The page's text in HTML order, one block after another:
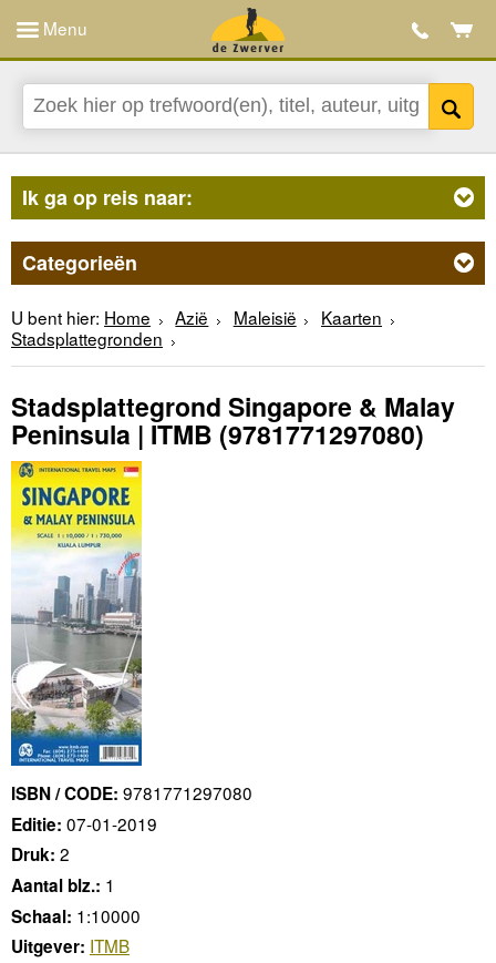
Menu
Ik ga op reis naar:
Categorieën
U bent hier: Home Azië Maleisië
Kaarten
Stadsplattegronden
Stadsplattegrond Singapore & Malay
Peninsula | ITMB (9781771297080)
ISBN / CODE: 9781771297080
Editie: 07-01-2019
Druk: 2
Aantal blz.: 1
Schaal: 1:10000
Uitgever: ITMB